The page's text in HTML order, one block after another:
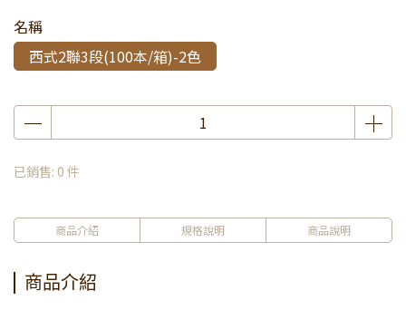
名稱
西式2聯3段(100本/箱)-2色
已銷售: 0 件
商品介紹 規格說明 商品說明
商品介紹